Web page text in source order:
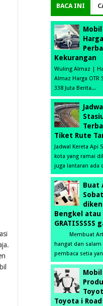
BACA INI
Mobil
Kekurangan
Wuling Almaz |
Almaz Harga OTR
338 Juta Berita...
Tiket Rute
Jadwal Kereta
kota yang ramai
juga lantaran ada
Buat
Bengkel atau
GRATISSSSS
Membuat
hangat dan
pembaca setia
Toyota i